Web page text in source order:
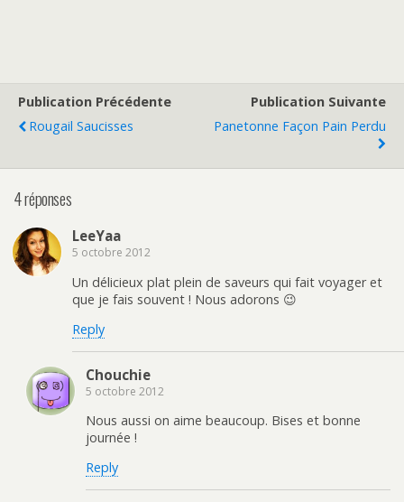
Publication Précédente
Rougail Saucisses
Publication Suivante
Panetonne Façon Pain Perdu
4 réponses
LeeYaa
5 octobre 2012
Un délicieux plat plein de saveurs qui fait voyager et
que je fais souvent ! Nous adorons 😉
Reply
Chouchie
5 octobre 2012
Nous aussi on aime beaucoup. Bises et bonne
journée !
Reply